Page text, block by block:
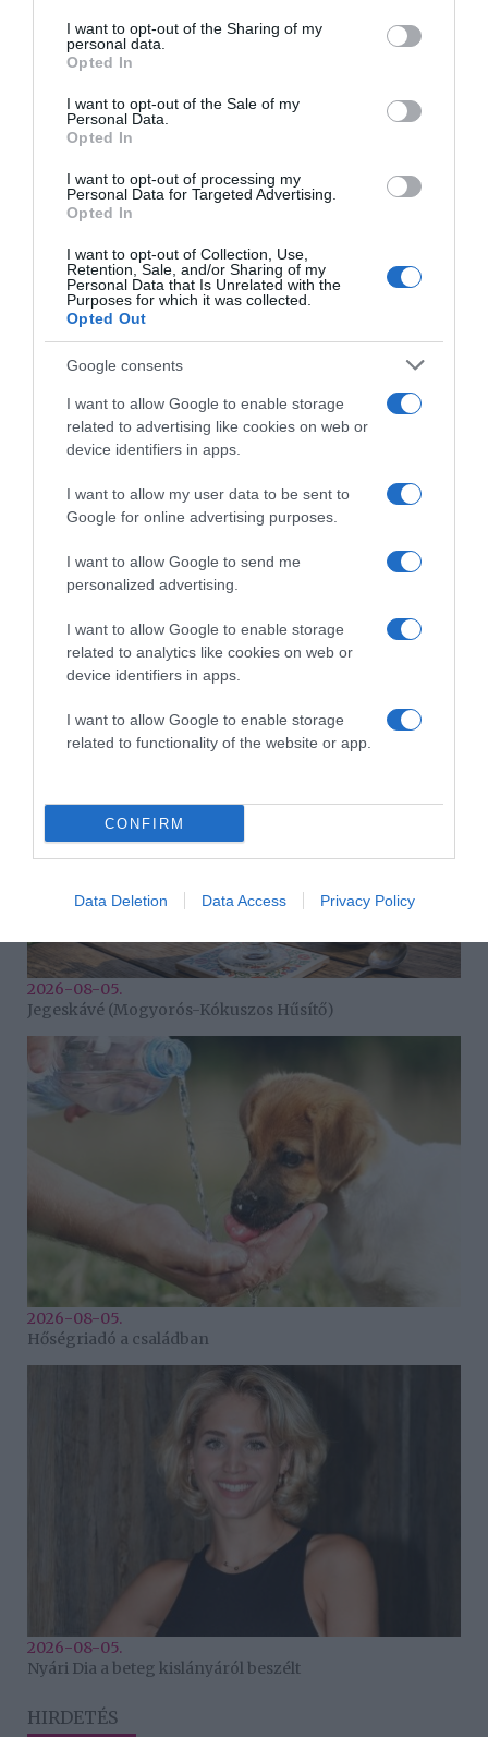
not limited to your visit or usage behaviour. You may click to
grant or deny consent to Google and its third-party tags to
use your data for below specified purposes in below Google
consent section.
I want to opt-out of the Sharing of my
personal data.
Opted In
I want to opt-out of the Sale of my
Personal Data.
Opted In
I want to opt-out of processing my
Personal Data for Targeted Advertising.
Opted In
I want to opt-out of Collection, Use,
Retention, Sale, and/or Sharing of my
Personal Data that Is Unrelated with the
Purposes for which it was collected.
Opted Out
Google consents
I want to allow Google to enable storage
related to advertising like cookies on web or
device identifiers in apps.
I want to allow my user data to be sent to
Google for online advertising purposes.
I want to allow Google to send me
personalized advertising.
I want to allow Google to enable storage
related to analytics like cookies on web or
device identifiers in apps.
I want to allow Google to enable storage
related to functionality of the website or app.
CONFIRM
Data Deletion Data Access Privacy Policy
Forrás: Blikk
Megosztás: Facebook Twitter Pinterest
Címkék: randi,vallomás,randizási szokások,
Csepregi Éva
Korábbi bejegyzések Következő bejegyzés
HASONLÓ BEJEGYZÉSEK
2026-08-05.
Hogyan élj együtt egy érzelmileg elérhetetlen férfival? 8
szakértő tanács
2026-08-05.
Jegeskávé (Mogyorós-Kókuszos Hűsítő)
2026-08-05.
Hőségriadó a családban
2026-08-05.
Nyári Dia a beteg kislányáról beszélt
HIRDETÉS